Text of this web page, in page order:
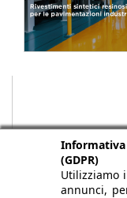
Informativa
(GDPR)
Utilizziamo
annunci,